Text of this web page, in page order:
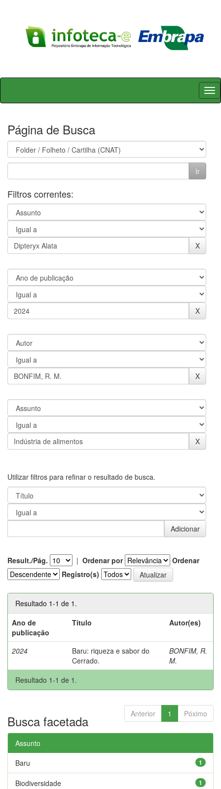
Skip
Página de Busca
Filtros correntes:
Utilizar filtros para refinar o resultado de busca.
Result./Pág. | Ordenar por
Ordenar
Registro(s)
Resultado 1-1 de 1.
Ano de
publicação
Título Autor(es)
2024
Baru: riqueza e sabor do
Cerrado.
BONFIM, R.
M.
Resultado 1-1 de 1.
Anterior 1 Póximo
Busca facetada
Assunto
1
Baru
1
Biodiversidade